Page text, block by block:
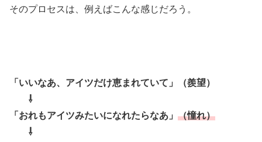
そのプロセスは、例えばこんな感じだろう。
「いいなあ、アイツだけ恵まれていて」（羨望）
⇩
「おれもアイツみたいになれたらなあ」 （憧れ）
⇩